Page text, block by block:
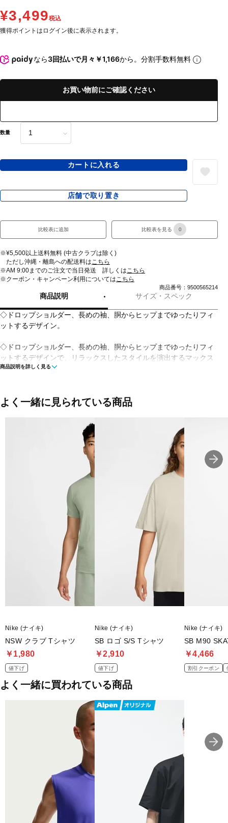
¥3,499税込
獲得ポイントはログイン後に表示されます。
なら3回払いで月々￥1,166から。分割手数料無料
お買い物前にご確認ください
数量
カートに入れる
店舗で取り置き
比較表に追加 比較表を見る 0
※¥5,500以上送料無料 (中古クラブは除く)
ただし沖縄・離島への配送料は こちら
※AM 9:00までのご注文で当日発送 詳しくは こちら
※クーポン・キャンペーン利用については こちら
商品番号：9500565214
商品説明 サイズ・スペック
◇ドロップショルダー、長めの袖、胴からヒップまでゆったりフィ
ットするデザイン。
◇ドロップショルダー、長めの袖、胴からヒップまでゆったりフィ
ットするデザインで、リラックスしたスタイルを演出するマックス
90 Tシャツ。 適度なボリュームのコットン素材は柔らかな着心地
■カラー(メーカー表記)：
■メーカー型番：FZ5386010, FZ5386100, FZ5386503
商品説明を詳しく見る
よく一緒に見られている商品
Nike (ナイキ)
NSW クラブ Tシャツ
￥1,980
値下げ
Nike (ナイキ)
SB ロゴ S/S Tシャツ
￥2,910
値下げ
Nike (ナイキ)
SB M90
￥4,466
割引クーポン
よく一緒に買われている商品